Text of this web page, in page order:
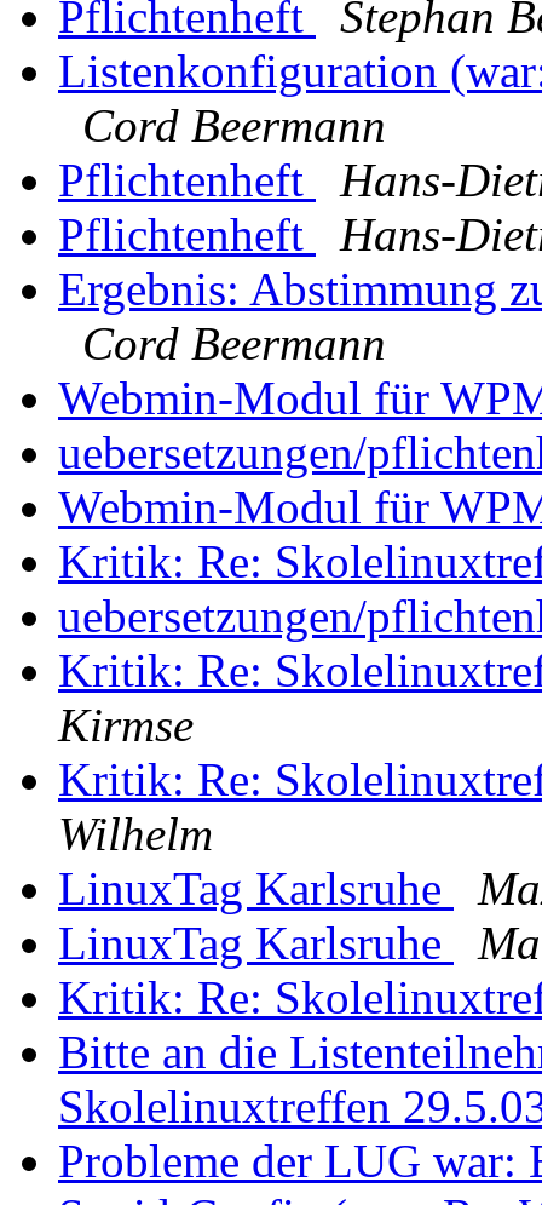
Pflichtenheft
Stephan
Listenkonfiguration
Cord Beermann
Pflichtenheft
Hans-
Pflichtenheft
Hans-
Ergebnis: Abstimmung
Cord Beermann
Webmin-Modul für
uebersetzungen/
Webmin-Modul für
Kritik: Re:
uebersetzungen/
Kritik: Re:
Kirmse
Kritik: Re:
Wilhelm
LinuxTag Karlsruhe
LinuxTag Karlsruhe
Kritik: Re:
Bitte an die
Skolelinuxtreffen
Probleme der LUG